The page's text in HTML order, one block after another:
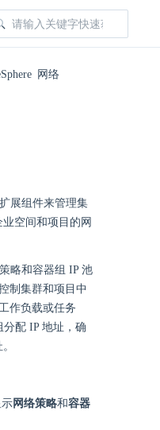
网络
展组件来管理集
空间和项目的网
略和容器组 IP 池
制集群和项目中
作负载或任务
分配 IP 地址，确
网络策略和容器